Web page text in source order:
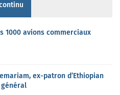
1000 avions commerciaux
ex-patron d’Ethiopian